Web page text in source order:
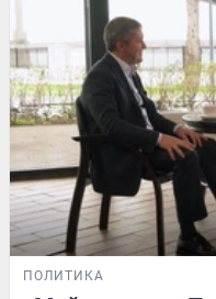
ПОЛИТИКА